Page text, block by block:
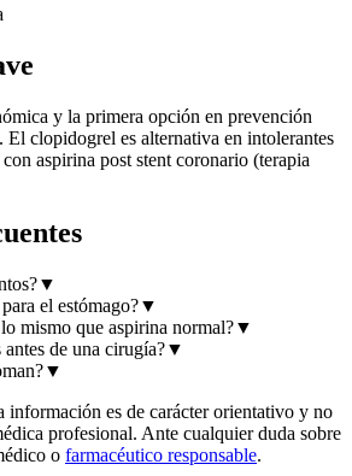
y la primera opción en prevención
El clopidogrel es alternativa en intolerantes
aspirina post stent coronario (terapia
▼
el estómago?▼
mismo que aspirina normal?▼
antes de una cirugía?▼
▼
información es de carácter orientativo y no
profesional. Ante cualquier duda sobre
o farmacéutico responsable.